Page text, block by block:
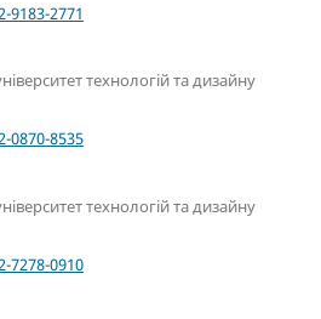
2771
технологій та дизайну
0870-8535
технологій та дизайну
7278-0910